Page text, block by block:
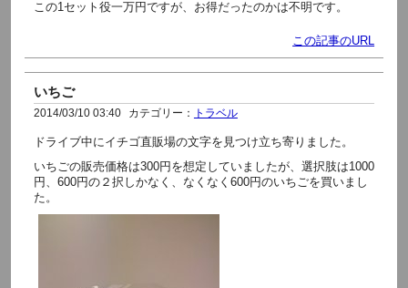
この1セット役一万円ですが、お得だったのかは不明です。
この記事のURL
いちご
2014/03/10 03:40 カテゴリー： トラベル
ドライブ中にイチゴ直販場の文字を見つけ立ち寄りました。
いちごの販売価格は300円を想定していましたが、選択肢は1000
円、600円の２択しかなく、なくなく600円のいちごを買いまし
た。